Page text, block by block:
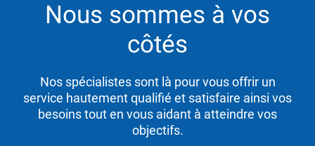
Nous sommes à vos
côtés
Nos spécialistes sont là pour vous offrir un
service hautement qualifié et satisfaire ainsi vos
besoins tout en vous aidant à atteindre vos
objectifs.